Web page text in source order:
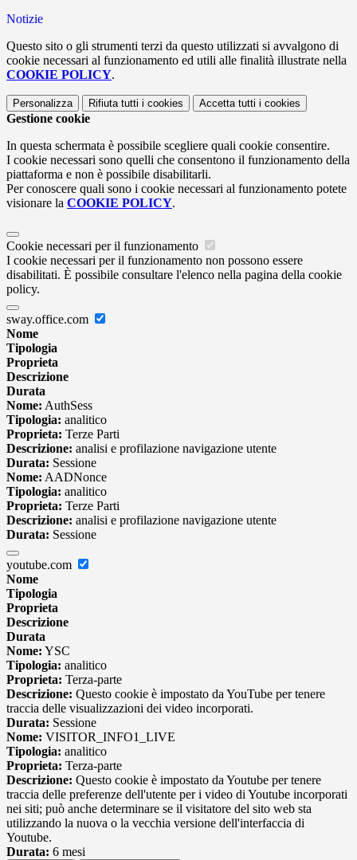
Notizie
Questo sito o gli strumenti terzi da questo utilizzati si avvalgono di
cookie necessari al funzionamento ed utili alle finalità illustrate nella
COOKIE POLICY.
Personalizza Rifiuta tutti i cookies Accetta tutti i cookies
Gestione cookie
In questa schermata è possibile scegliere quali cookie consentire.
I cookie necessari sono quelli che consentono il funzionamento della
piattaforma e non è possibile disabilitarli.
Per conoscere quali sono i cookie necessari al funzionamento potete
visionare la COOKIE POLICY.
Cookie necessari per il funzionamento
I cookie necessari per il funzionamento non possono essere
disabilitati. È possibile consultare l'elenco nella pagina della cookie
policy.
sway.office.com
Nome
Tipologia
Proprieta
Descrizione
Durata
Nome: AuthSess
Tipologia: analitico
Proprieta: Terze Parti
Descrizione: analisi e profilazione navigazione utente
Durata: Sessione
Nome: AADNonce
Tipologia: analitico
Proprieta: Terze Parti
Descrizione: analisi e profilazione navigazione utente
Durata: Sessione
youtube.com
Nome
Tipologia
Proprieta
Descrizione
Durata
Nome: YSC
Tipologia: analitico
Proprieta: Terza-parte
Descrizione: Questo cookie è impostato da YouTube per tenere
traccia delle visualizzazioni dei video incorporati.
Durata: Sessione
Nome: VISITOR_INFO1_LIVE
Tipologia: analitico
Proprieta: Terza-parte
Descrizione: Questo cookie è impostato da Youtube per tenere
traccia delle preferenze dell'utente per i video di Youtube incorporati
nei siti; può anche determinare se il visitatore del sito web sta
utilizzando la nuova o la vecchia versione dell'interfaccia di
Youtube.
Durata: 6 mesi